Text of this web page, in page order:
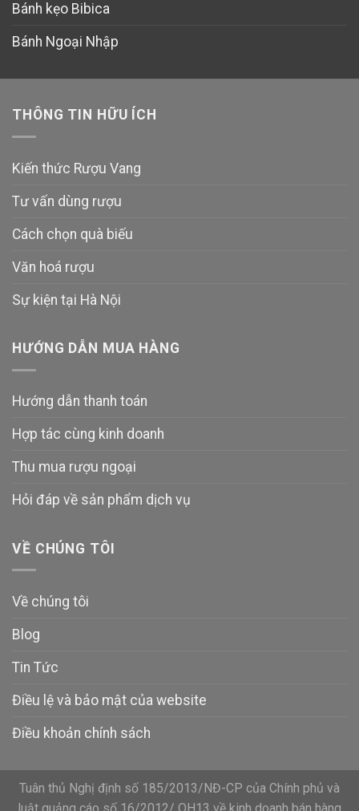
Bánh kẹo Bibica
Bánh Ngoại Nhập
THÔNG TIN HỮU ÍCH
Kiến thức Rượu Vang
Tư vấn dùng rượu
Cách chọn quà biếu
Văn hoá rượu
Sự kiện tại Hà Nội
HƯỚNG DẪN MUA HÀNG
Hướng dẫn thanh toán
Hợp tác cùng kinh doanh
Thu mua rượu ngoại
Hỏi đáp về sản phẩm dịch vụ
VỀ CHÚNG TÔI
Về chúng tôi
Blog
Tin Tức
Điều lệ và bảo mật của website
Điều khoản chính sách
Tuân thủ Nghị định số 185/2013/NĐ-CP của Chính phủ và